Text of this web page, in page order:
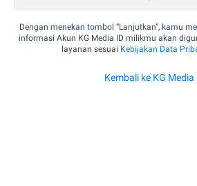
Dengan menekan tombol “Lanjutkan”, kamu
informasi Akun KG Media ID milikmu akan
layanan sesuai Kebijakan Data
Kembali ke KG Media